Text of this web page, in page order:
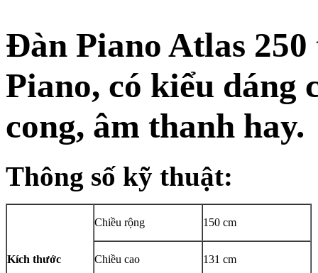
Đàn Piano Atlas
Piano, có kiểu dáng
cong, âm thanh hay.
Thông số kỹ thuật:
Kích thước
Chiều rộng 150 cm
Chiều cao 131 cm